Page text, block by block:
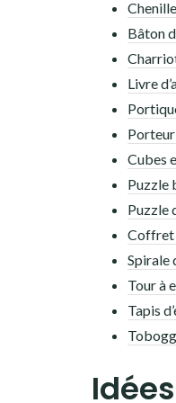
Bâton
Livre
Cubes
Puzzle
Puzzle
Coffret
Spirale
Tour à
Tapis